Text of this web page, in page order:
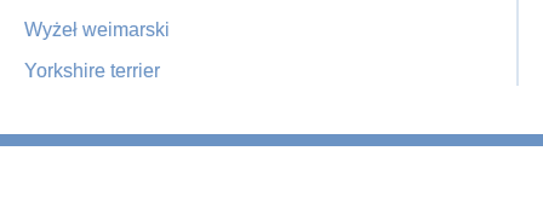
Wyżeł weimarski
Yorkshire terrier